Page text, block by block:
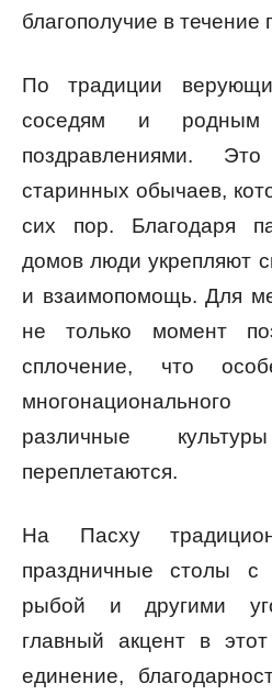
благополучие в течение
По традиции
соседям и родным
поздравлениями.
старинных обычаев,
сих пор. Благодаря
домов люди укрепляют
и взаимопомощь. Для
не только момент
сплочение, что
различные
переплетаются.
На Пасху
праздничные столы с
рыбой и другими
главный акцент в
единение,